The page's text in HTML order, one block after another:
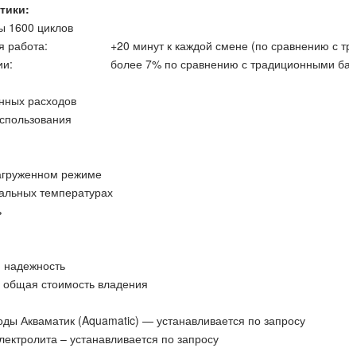
1600 циклов
работа:
+20 минут к каждой смене (по сравнению с
более 7% по сравнению с традиционными
расходов
режиме
температурах
надежность
общая стоимость владения
Акваматик (Aquamatic) — устанавливается по запросу
– устанавливается по запросу